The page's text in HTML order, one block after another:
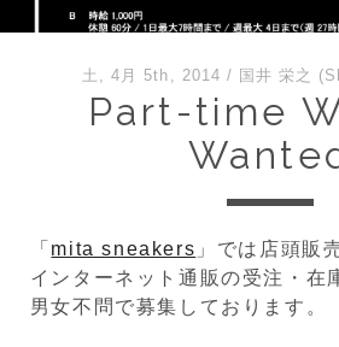
土, 4月 5th, 2014 / 国井 栄之
Part-time
「 mita sneakers 」では店頭販
インターネット通販の受注・在
男女不問で募集しております。